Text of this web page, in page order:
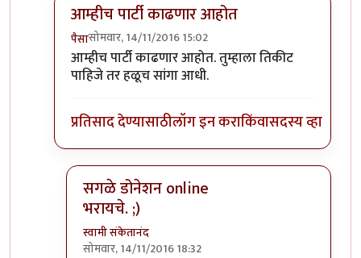
आम्हीच पार्टी काढणार आहोत
पैसासोमवार, 14/11/2016 15:02
In reply toत्यामुळेचbyनाखु
आम्हीच पार्टी काढणार आहोत. तुम्हाला तिकीट
पाहिजे तर हळूच सांगा आधी.
प्रतिसाद देण्यासाठीलॉग इन कराकिंवासदस्य व्हा
सगळे डोनेशन online
भरायचे. ;)
स्वामी संकेतानंद
सोमवार, 14/11/2016 18:32